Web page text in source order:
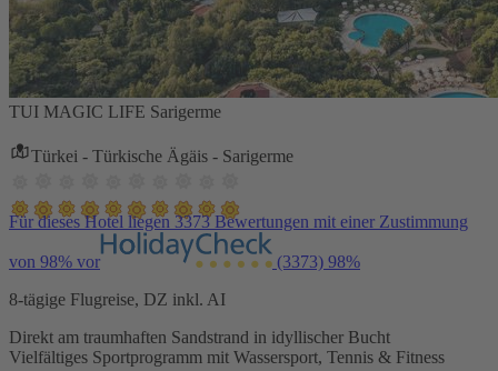
TUI MAGIC LIFE Sarigerme
Türkei - Türkische Ägäis - Sarigerme
Für dieses Hotel liegen 3373 Bewertungen mit einer Zustimmung
von 98% vor (3373) 98%
8-tägige Flugreise, DZ inkl. AI
Direkt am traumhaften Sandstrand in idyllischer Bucht
Vielfältiges Sportprogramm mit Wassersport, Tennis & Fitness